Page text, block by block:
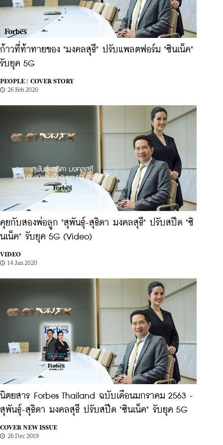
ก้าวที่ท้าทายของ "มงคลสุธี" ปรับแพลตฟอร์ม "ซินเน็ค"
รับยุค 5G
PEOPLE |
COVER STORY
26 Feb 2020
คุยกับสองพ่อลูก "สุพันธุ์-สุธิดา มงคลสุธี" ปรับสปีด "ซิ
นเน็ค" รับยุค 5G (Video)
VIDEO
14 Jan 2020
นิตยสาร Forbes Thailand ฉบับเดือนมกราคม 2563 -
สุพันธุ์-สุธิดา มงคลสุธี ปรับสปีด "ซินเน็ค" รับยุค 5G
COVER NEW ISSUE
26 Dec 2019